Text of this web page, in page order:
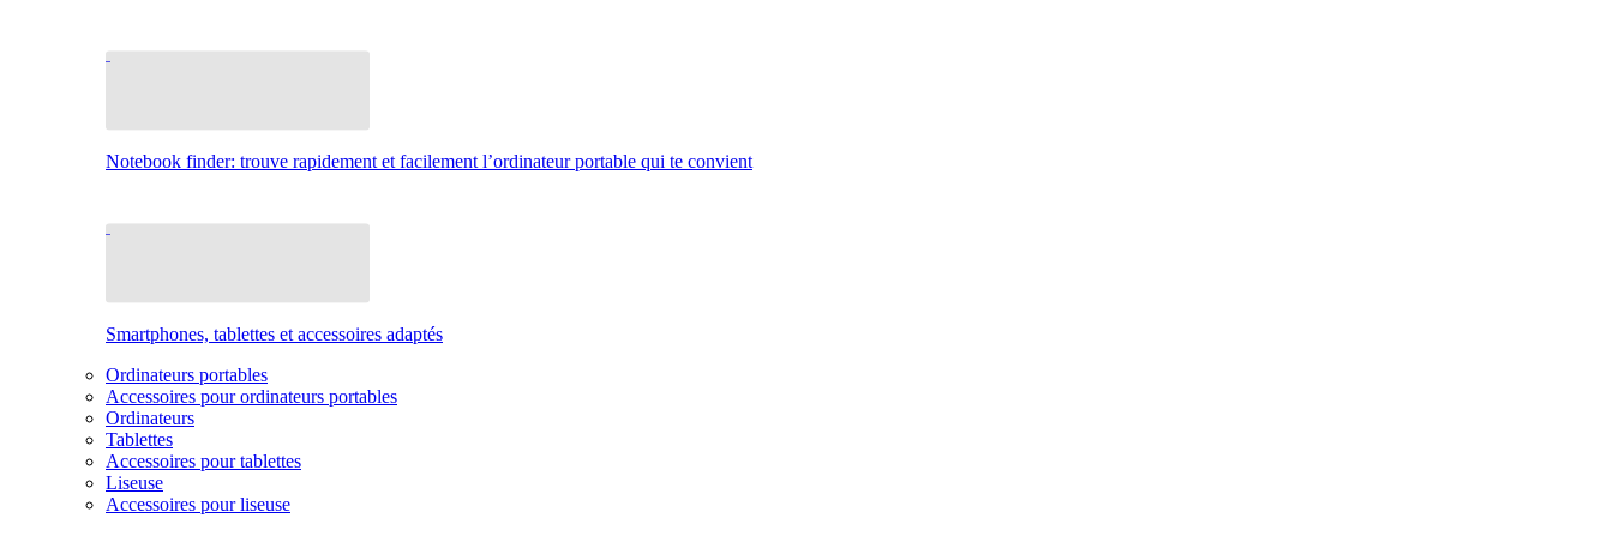
Notebook finder: trouve rapidement et facilement l’ordinateur portable qui te convient
Smartphones, tablettes et accessoires adaptés
Ordinateurs portables
Accessoires pour ordinateurs portables
Ordinateurs
Tablettes
Accessoires pour tablettes
Liseuse
Accessoires pour liseuse